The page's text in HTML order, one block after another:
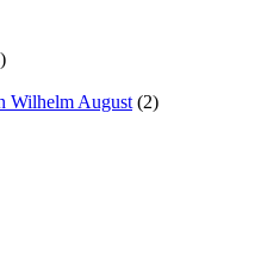
Wilhelm August (2)